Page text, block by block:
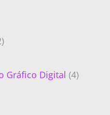
Gráfico Digital (4)